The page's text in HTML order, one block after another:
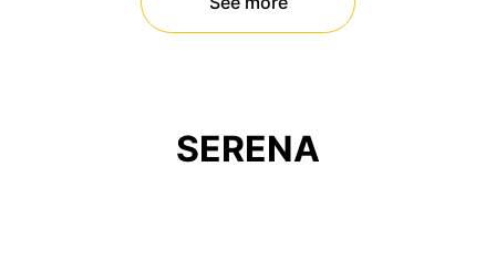
SERENA